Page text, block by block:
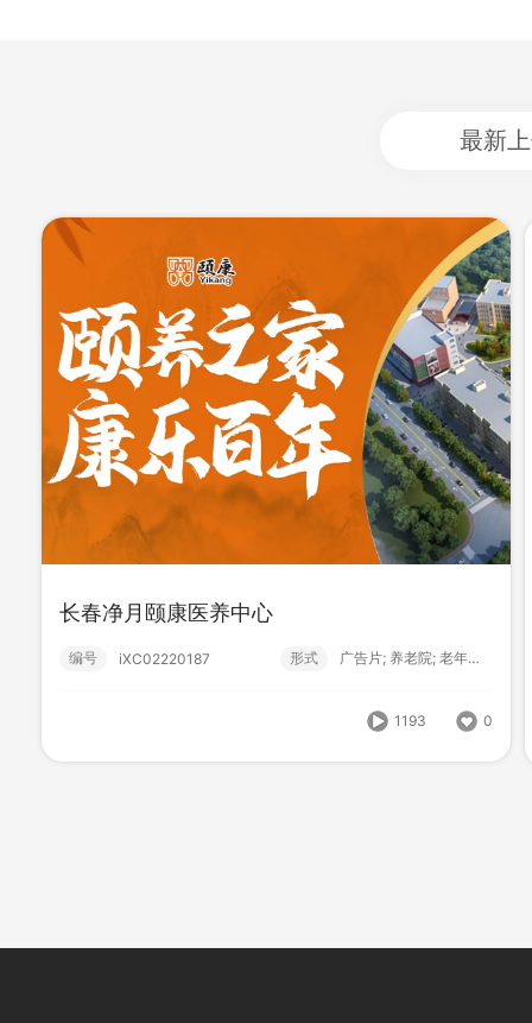
最新
sy吾悦广场裸眼3D视频
2b2305270000 形式 广告片; 生活服务;
935 0
长春净月颐康医养中心
编号 iXC02220187 形式 广告片; 养老院; 老年大学;
1193 0